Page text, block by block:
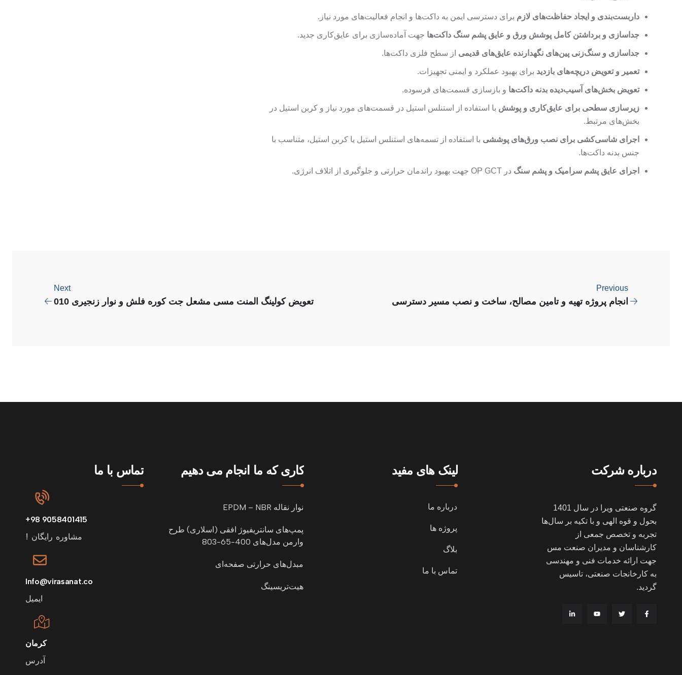
داربست‌بندی و ایجاد حفاظت‌های لازم برای دسترسی ایمن به داکت‌ها و انجام فعالیت‌های مورد نیاز.
جداسازی و برداشتن کامل پوشش ورق و عایق پشم سنگ داکت‌ها جهت آماده‌سازی برای عایق‌کاری جدید.
جداسازی و سنگ‌زنی پین‌های نگهدارنده عایق‌های قدیمی از سطح فلزی داکت‌ها.
تعمیر و تعویض دریچه‌های بازدید برای بهبود عملکرد و ایمنی تجهیزات.
تعویض بخش‌های آسیب‌دیده بدنه داکت‌ها و بازسازی قسمت‌های فرسوده.
زیرسازی سطحی برای عایق‌کاری و پوشش با استفاده از استنلس استیل در قسمت‌های مورد نیاز و کربن استیل در
بخش‌های مرتبط.
اجرای شاسی‌کشی برای نصب ورق‌های پوششی با استفاده از تسمه‌های استنلس استیل یا کربن استیل، متناسب با
جنس بدنه داکت‌ها.
اجرای عایق پشم سرامیک و پشم سنگ در OP GCT جهت بهبود راندمان حرارتی و جلوگیری از اتلاف انرژی.
Previous
انجام پروژه تهیه و تامین مصالح، ساخت و نصب مسیر دسترسی
Next
تعویض کولینگ المنت مسی مشعل جت کوره فلش و نوار زنجیری 010
درباره شرکت
گروه صنعتی ویرا در سال
بحول و قوه الهی و با تکیه بر سال‌ها
تجربه و تخصص جمعی از
کارشناسان و مدیران صنعت مس
جهت ارائه خدمات فنی و مهندسی
به کارخانجات صنعتی، تاسیس
گردید.
لینک های مفید
درباره ما
پروژه ها
بلاگ
تماس با ما
کاری که ما انجام می دهیم
نوار نقاله EPDM – NBR
پمپ‌های سانتریفیوژ افقی (اسلاری) طرح
وارمن مدل‌های 400-65-803
مبدل‌های حرارتی صفحه‌ای
هیت‌تریسینگ
تماس با ما
9058401415 98+
مشاوره رایگان !
Info@virasanat.co
ایمیل
کرمان
آدرس